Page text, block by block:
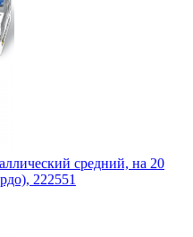
средний, на 20
222551